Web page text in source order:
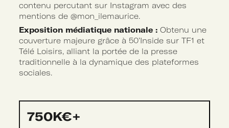
contenu percutant sur Instagram avec des
mentions de @mon_ilemaurice.
Exposition médiatique nationale : Obtenu une
couverture majeure grâce à 50’Inside sur TF1 et
Télé Loisirs, alliant la portée de la presse
traditionnelle à la dynamique des plateformes
sociales.
750K€+